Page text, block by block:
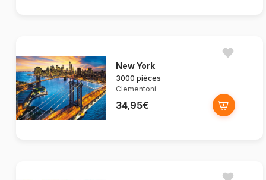
New York
3000 pièces
Clementoni
34,95€